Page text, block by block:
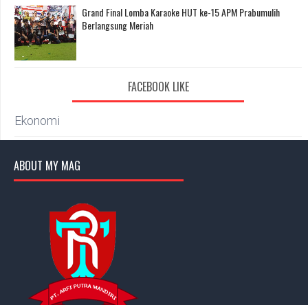
Grand Final Lomba Karaoke HUT ke-15 APM Prabumulih
Berlangsung Meriah
FACEBOOK LIKE
Ekonomi
ABOUT MY MAG